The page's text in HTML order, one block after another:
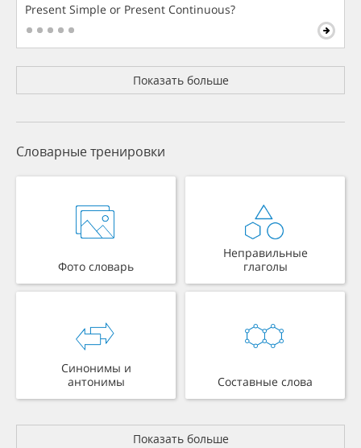
Present Simple or Present Continuous?
Показать больше
Словарные тренировки
Фото словарь
Неправильные
глаголы
Синонимы и
антонимы
Составные слова
Показать больше